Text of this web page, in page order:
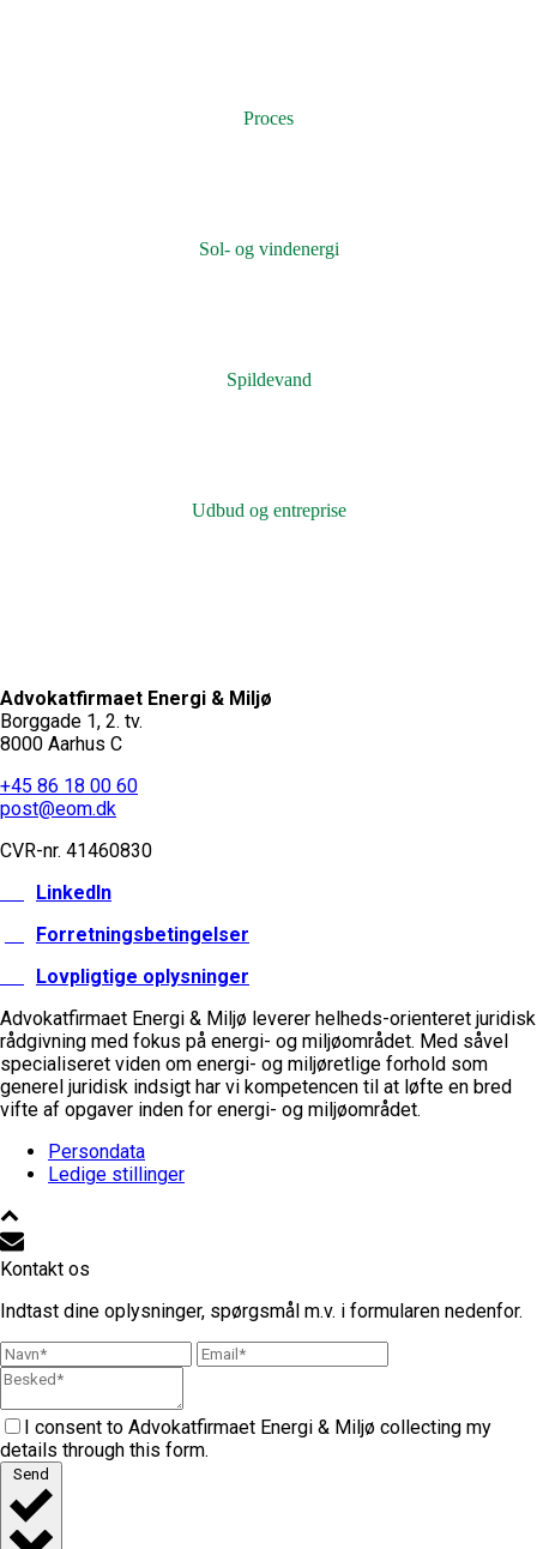
Proces
Sol- og vindenergi
Spildevand
Udbud og entreprise
Advokatfirmaet Energi & Miljø
Borggade 1, 2. tv.
8000 Aarhus C
+45 86 18 00 60
post@eom.dk
CVR-nr. 41460830
LinkedIn
Forretningsbetingelser
Lovpligtige oplysninger
Advokatfirmaet Energi & Miljø leverer helheds-orienteret juridisk
rådgivning med fokus på energi- og miljøområdet. Med såvel
specialiseret viden om energi- og miljøretlige forhold som
generel juridisk indsigt har vi kompetencen til at løfte en bred
vifte af opgaver inden for energi- og miljøområdet.
Persondata
Ledige stillinger
Kontakt os
Indtast dine oplysninger, spørgsmål m.v. i formularen nedenfor.
I consent to Advokatfirmaet Energi & Miljø collecting my
details through this form.
Send